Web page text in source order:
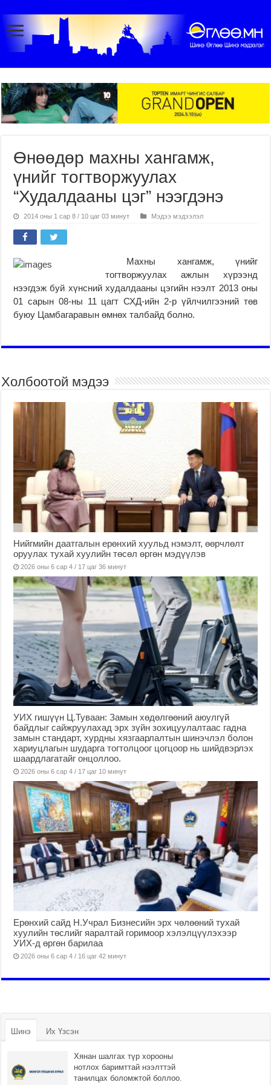
Өнөөдөр махны хангамж,
үнийг тогтворжуулах
“Худалдааны цэг” нээгдэнэ
2014 оны 1 сар 8 / 10 цаг 03 минут Мэдээ мэдээлэл
Махны хангамж, үнийг
тогтворжуулах ажлын хүрээнд
нээгдэж буй хүнсний худалдааны цэгийн нээлт 2013 оны
01 сарын 08-ны 11 цагт СХД-ийн 2-р үйлчилгээний төв
буюу Цамбагаравын өмнөх талбайд болно.
Холбоотой мэдээ
Нийгмийн даатгалын ерөнхий хуульд нэмэлт, өөрчлөлт
оруулах тухай хуулийн төсөл өргөн мэдүүлэв
2026 оны 6 сар 4 / 17 цаг 36 минут
УИХ гишүүн Ц.Туваан: Замын хөдөлгөөний аюулгүй
байдлыг сайжруулахад эрх зүйн зохицуулалтаас гадна
замын стандарт, хурдны хязгаарлалтын шинэчлэл болон
хариуцлагын шударга тогтолцоог цогцоор нь шийдвэрлэх
шаардлагатайг онцоллоо.
2026 оны 6 сар 4 / 17 цаг 10 минут
Ерөнхий сайд Н.Учрал Бизнесийн эрх чөлөөний тухай
хуулийн төслийг яаралтай горимоор хэлэлцүүлэхээр
УИХ-д өргөн барилаа
2026 оны 6 сар 4 / 16 цаг 42 минут
Шинэ Их Үзсэн
Хянан шалгах түр хорооны
нотлох баримттай нээлттэй
танилцах боломжтой боллоо.